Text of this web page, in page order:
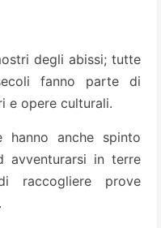
degli abissi; tutte
fanno parte di
e opere culturali.
hanno anche spinto
avventurarsi in terre
raccogliere prove